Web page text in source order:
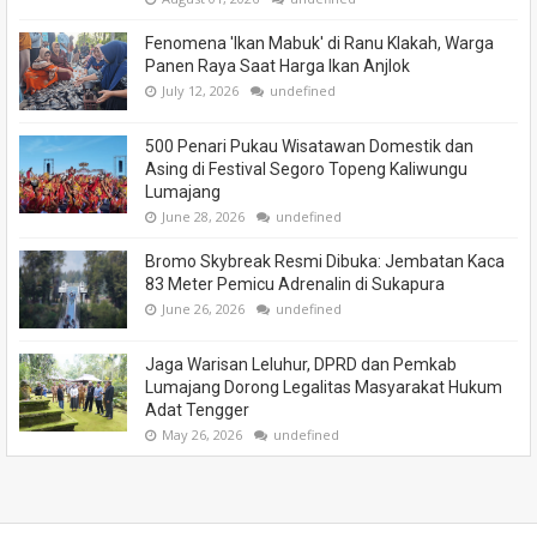
Fenomena 'Ikan Mabuk' di Ranu Klakah, Warga
Panen Raya Saat Harga Ikan Anjlok
July 12, 2026 undefined
500 Penari Pukau Wisatawan Domestik dan
Asing di Festival Segoro Topeng Kaliwungu
Lumajang
June 28, 2026 undefined
Bromo Skybreak Resmi Dibuka: Jembatan Kaca
83 Meter Pemicu Adrenalin di Sukapura
June 26, 2026 undefined
Jaga Warisan Leluhur, DPRD dan Pemkab
Lumajang Dorong Legalitas Masyarakat Hukum
Adat Tengger
May 26, 2026 undefined